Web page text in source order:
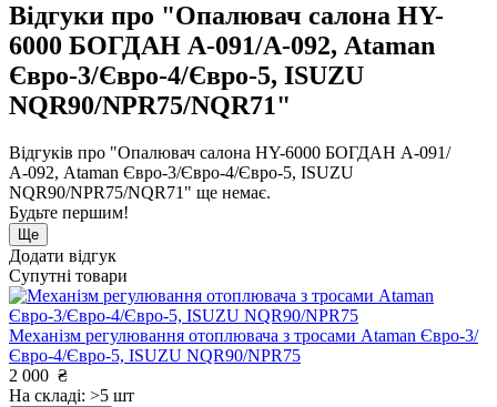
Відгуки про "Опалювач салона HY-
6000 БОГДАН А-091/А-092, Ataman
Євро-3/Євро-4/Євро-5, ISUZU
NQR90/NPR75/NQR71"
Відгуків про "Опалювач салона HY-6000 БОГДАН А-091/
А-092, Ataman Євро-3/Євро-4/Євро-5, ISUZU
NQR90/NPR75/NQR71" ще немає.
Будьте першим!
Ще
Додати відгук
Супутні товари
Механізм регулювання отоплювача з тросами Ataman Євро-3/
Євро-4/Євро-5, ISUZU NQR90/NPR75
2 000 ₴
На складі: >5 шт